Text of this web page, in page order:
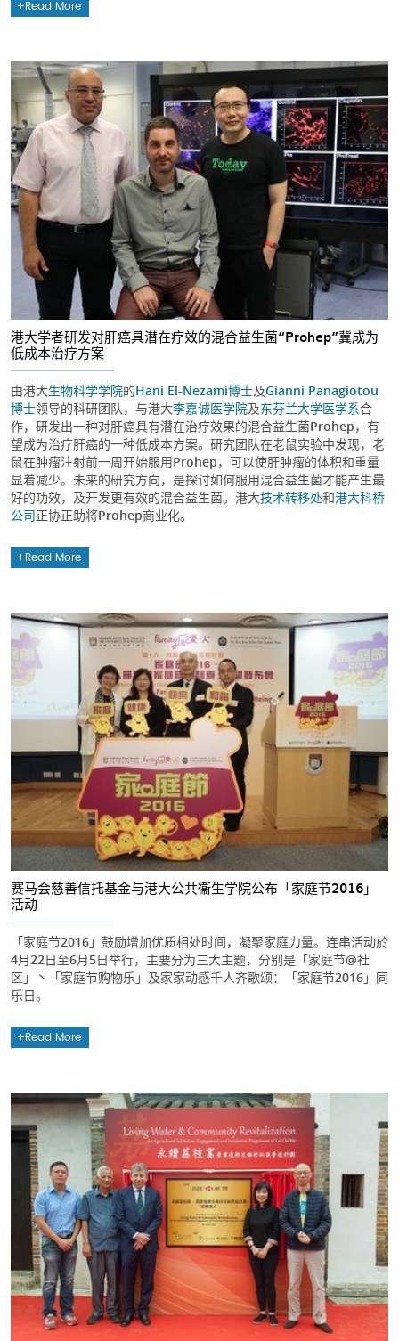
Read More
港大学者研发对肝癌具潜在疗效的混合益生菌“Prohep”冀成为
低成本治疗方案
由港大生物科学学院的Hani El-Nezami博士及Gianni Panagiotou
博士领导的科研团队，与港大李嘉诚医学院及东芬兰大学医学系合
作，研发出一种对肝癌具有潜在治疗效果的混合益生菌Prohep，有
望成为治疗肝癌的一种低成本方案。研究团队在老鼠实验中发现，老
鼠在肿瘤注射前一周开始服用Prohep，可以使肝肿瘤的体积和重量
显着减少。未来的研究方向，是探讨如何服用混合益生菌才能产生最
好的功效，及开发更有效的混合益生菌。港大技术转移处和港大科桥
公司正协正助将Prohep商业化。
Read More
赛马会慈善信托基金与港大公共衞生学院公布「家庭节2016」
活动
「家庭节2016」鼓励增加优质相处时间，凝聚家庭力量。连串活动於
4月22日至6月5日举行，主要分为三大主题，分别是「家庭节@社
区」丶「家庭节购物乐」及家家动感千人齐歌颂：「家庭节2016」同
乐日。
Read More